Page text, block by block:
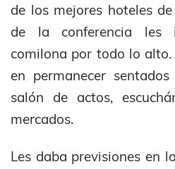
de los mejores hoteles
de la conferencia les
comilona por todo lo alto.
en permanecer
salón de actos,
mercados.
Les daba previsiones en